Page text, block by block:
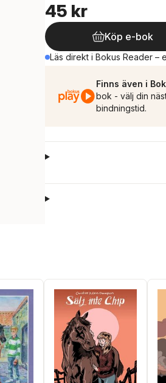
45 kr
Köp e-bok
Läs direkt i Bokus Reader –
Finns även i
bok - välj din
bindningstid.